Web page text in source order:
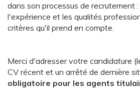
dans son processus de recrutement
l'expérience et les qualités
critères qu'il prend en compte.
Merci d'adresser votre candidature
CV récent et un arrêté de dernière
obligatoire pour les agents